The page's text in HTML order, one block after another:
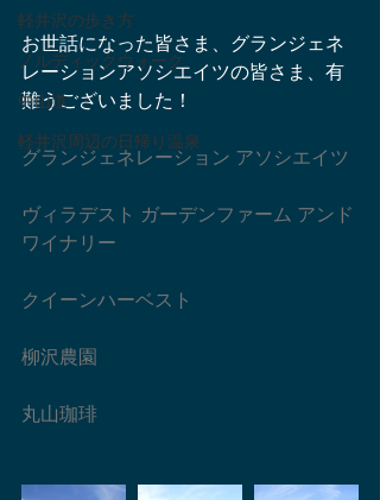
軽井沢の歩き方
ノルディックウォーク
中山道
軽井沢周辺の日帰り温泉
お世話になった皆さま、グランジェネ
レーションアソシエイツの皆さま、有
難うございました！
グランジェネレーション アソシエイツ
ヴィラデスト ガーデンファーム アンド
ワイナリー
クイーンハーベスト
柳沢農園
丸山珈琲